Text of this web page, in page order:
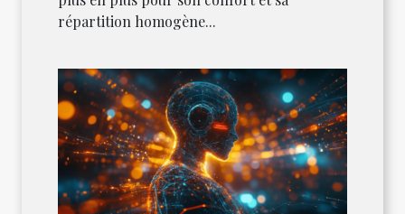
répartition homogène...